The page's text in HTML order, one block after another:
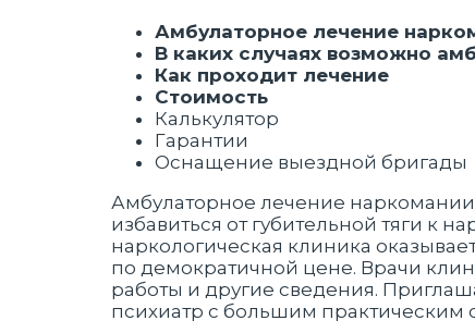
Амбулаторное лечение
В каких случаях возможно
Как проходит лечение
Стоимость
Калькулятор
Гарантии
Оснащение выездной бригады
Амбулаторное лечение
избавиться от губительной тяги к
наркологическая клиника
по демократичной цене. Врачи
работы и другие сведения.
психиатр с большим практическим